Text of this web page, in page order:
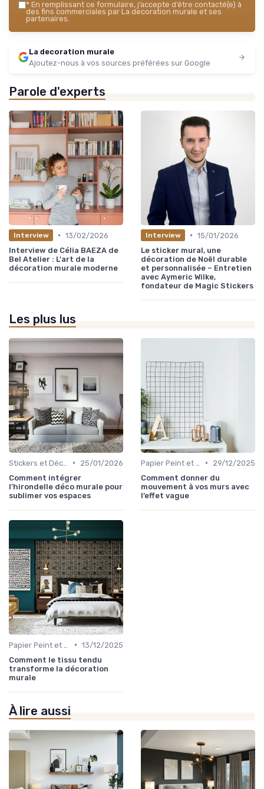
* En remplissant ce formulaire, j’accepte d’être contacté(e) à
des fins commerciales par La decoration murale et ses
partenaires.
La decoration murale
Ajoutez-nous à vos sources préférées sur Google
Parole d'experts
Interview • 13/02/2026
Interview de Célia BAEZA de
Bel Atelier : L'art de la
décoration murale moderne
Interview • 15/01/2026
Le sticker mural, une
décoration de Noël durable
et personnalisée – Entretien
avec Aymeric Wilke,
fondateur de Magic Stickers
Les plus lus
•
25/01/2026
Comment intégrer
l’hirondelle déco murale pour
sublimer vos espaces
•
29/12/2025
Comment donner du
mouvement à vos murs avec
l’effet vague
• 13/12/2025
Comment le tissu tendu
transforme la décoration
murale
À lire aussi